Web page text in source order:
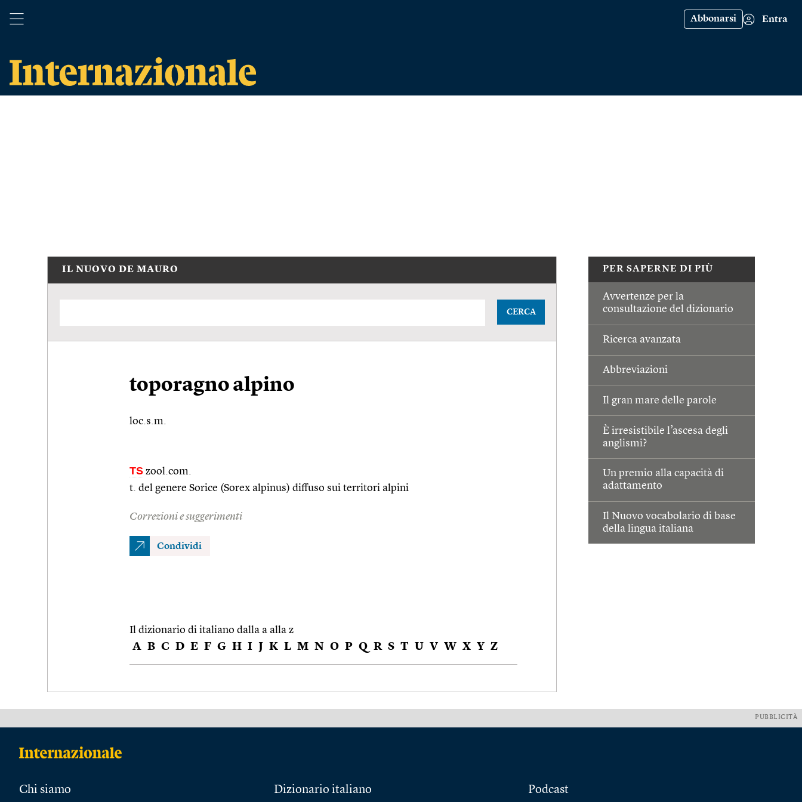
Abbonarsi Entra
PER SAPERNE DI PIÙ
Avvertenze per la
consultazione del dizionario
Ricerca avanzata
Abbreviazioni
Il gran mare delle parole
È irresistibile l’ascesa degli
anglismi?
Un premio alla capacità di
adattamento
Il Nuovo vocabolario di base
della lingua italiana
IL NUOVO DE MAURO
CERCA
toporagno alpino
loc.s.m.
TS zool.com.
t. del genere Sorice (Sorex alpinus) diffuso sui territori alpini
Correzioni e suggerimenti
Condividi
Il dizionario di italiano dalla a alla z
A B C D E F G H I J K L M N O P Q R S T U V W X Y Z
PUBBLICITÀ
Chi siamo Dizionario italiano Podcast